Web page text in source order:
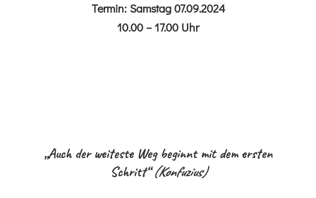
Termin: Samstag 07.09.2024
10.00 – 17.00 Uhr
„Auch der weiteste Weg beginnt mit dem ersten
Schritt“(Konfuzius)